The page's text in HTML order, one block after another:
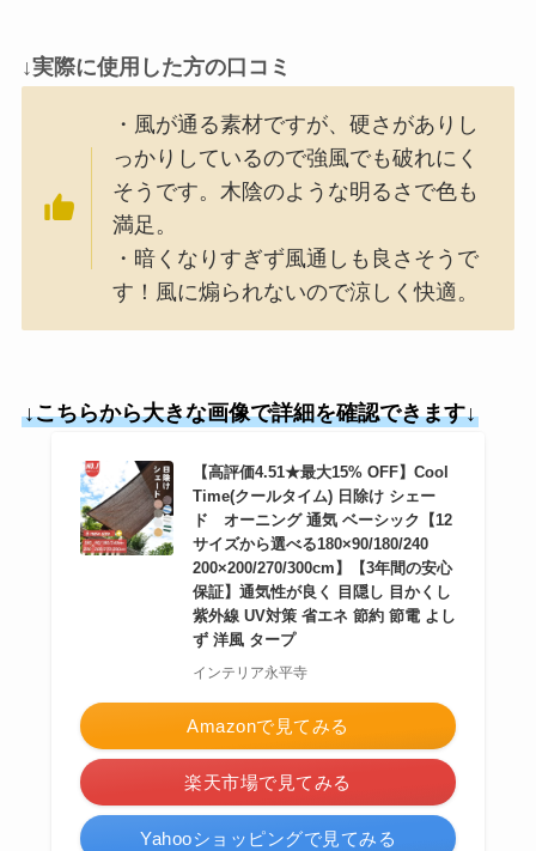
↓実際に使用した方の口コミ
・風が通る素材ですが、硬さがありし
っかりしているので強風でも破れにく
そうです。木陰のような明るさで色も
満足。
・暗くなりすぎず風通しも良さそうで
す！風に煽られないので涼しく快適。
↓こちらから大きな画像で詳細を確認できます↓
【高評価4.51★最大15% OFF】Cool
Time(クールタイム) 日除け シェー
ド オーニング 通気 ベーシック【12
サイズから選べる180×90/180/240
200×200/270/300cm】【3年間の安心
保証】通気性が良く 目隠し 目かくし
紫外線 UV対策 省エネ 節約 節電 よし
ず 洋風 タープ
インテリア永平寺
Amazonで見てみる
楽天市場で見てみる
Yahooショッピングで見てみる